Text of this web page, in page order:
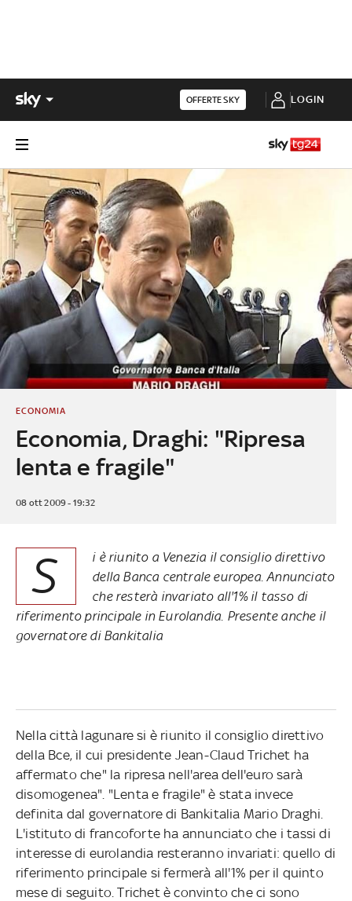
OFFERTE SKY LOGIN
Economia, Draghi: "Ripresa
lenta e fragile"
ECONOMIA
08 ott 2009 - 19:32
S
i è riunito a Venezia il consiglio direttivo
della Banca centrale europea. Annunciato
che resterà invariato all'1% il tasso di
riferimento principale in Eurolandia. Presente anche il
governatore di Bankitalia
Nella città lagunare si è riunito il consiglio direttivo
della Bce, il cui presidente Jean-Claud Trichet ha
affermato che" la ripresa nell'area dell'euro sarà
disomogenea". "Lenta e fragile" è stata invece
definita dal governatore di Bankitalia Mario Draghi.
L'istituto di francoforte ha annunciato che i tassi di
interesse di eurolandia resteranno invariati: quello di
riferimento principale si fermerà all'1% per il quinto
mese di seguito. Trichet è convinto che ci sono